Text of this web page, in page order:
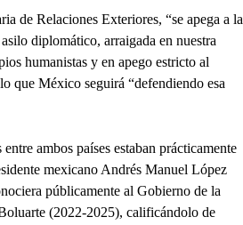
de Relaciones Exteriores, “se apega a la
diplomático, arraigada en nuestra
humanistas y en apego estricto al
que México seguirá “defendiendo esa
ambos países estaban prácticamente
mexicano Andrés Manuel López
públicamente al Gobierno de la
(2022-2025), calificándolo de